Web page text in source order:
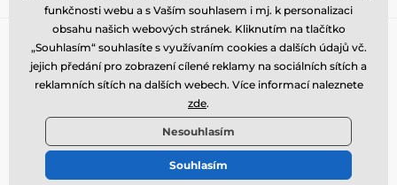
Potřebujete poradit offline
Zákaznický servis je k dispozici
funkčnosti webu a s Vaším souhlasem i mj. k personalizaci
obsahu našich webových stránek. Kliknutím na tlačítko
„Souhlasím“ souhlasíte s využívaním cookies a dalších údajů vč.
jejich předání pro zobrazení cílené reklamy na sociálních sítích a
reklamních sítích na dalších webech. Více informací naleznete
zde.
Nesouhlasím
Souhlasím